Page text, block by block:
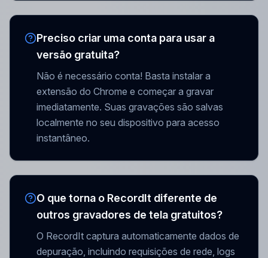
Preciso criar uma conta para usar a
versão gratuita?
Não é necessário conta! Basta instalar a
extensão do Chrome e começar a gravar
imediatamente. Suas gravações são salvas
localmente no seu dispositivo para acesso
instantâneo.
O que torna o RecordIt diferente de
outros gravadores de tela gratuitos?
O RecordIt captura automaticamente dados de
depuração, incluindo requisições de rede, logs